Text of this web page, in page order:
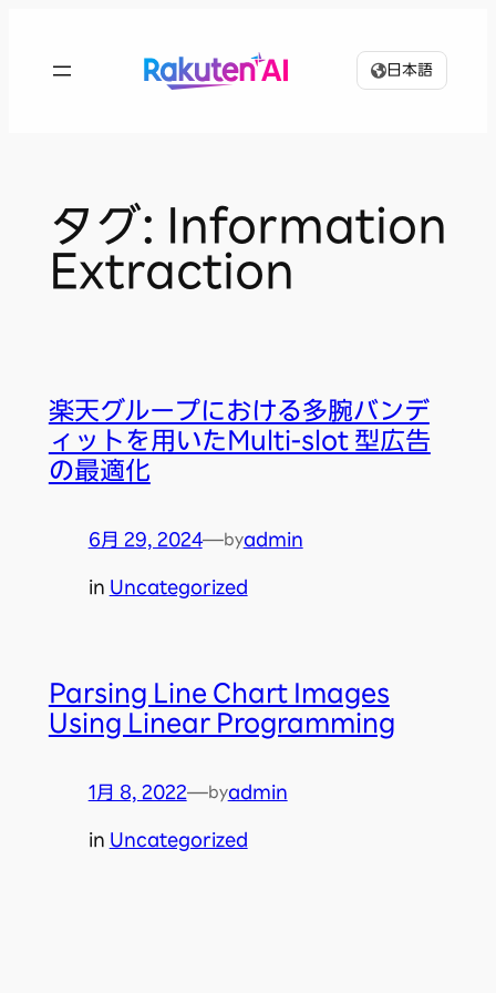
日本語
タグ:
Information
Extraction
楽天グループにおける多腕バンデ
ィットを用いたMulti-slot 型広告
の最適化
6月 29, 2024—byadmin
in Uncategorized
Parsing Line Chart Images
Using Linear Programming
1月 8, 2022—byadmin
in Uncategorized